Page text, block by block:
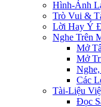
Hình-Ảnh
Trò Vui &
Lời Hay Ý
Nghe Trên
Mở
Mở
Các
Tài-Liệu
Đọc